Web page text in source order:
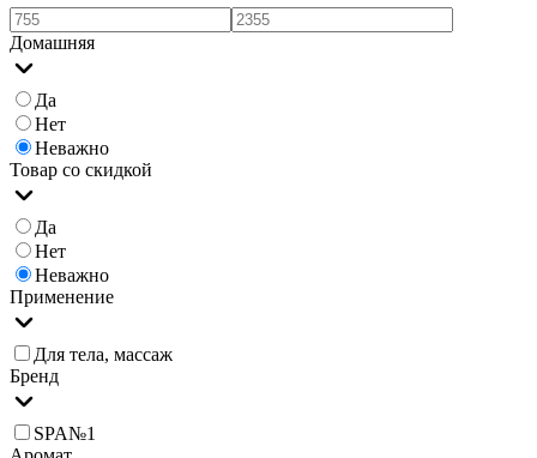
Домашняя
Да
Нет
Неважно
Товар со скидкой
Да
Нет
Неважно
Применение
Для тела, массаж
Бренд
SPA№1